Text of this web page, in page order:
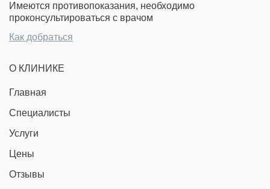
Имеются противопоказания, необходимо
проконсультироваться с врачом
Как добраться
О КЛИНИКЕ
Главная
Специалисты
Услуги
Цены
Отзывы